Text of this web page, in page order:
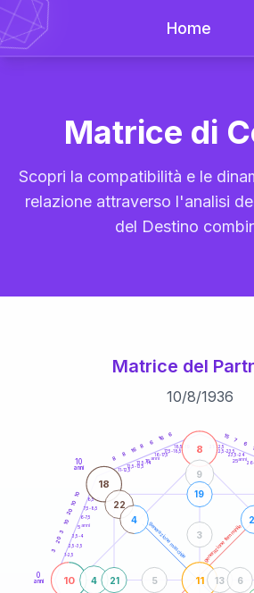
Home
Matrice di
Scopri la compatibilità e le
relazione attraverso l'analisi
del Destino
Matrice del
10/8/1936
generazione maschile generazione femminile
0
anni
10
anni
1-2,5
2,5-3,5
3,5-4
6-7,5
7,5-8,5
8,5-9
11-12,5
12,5-13,5
13,5-14
16-17,5
17,5-18,5
18,5-19
21-22,5
22,5-23,5
23,5-24
26-
3
20
3
10
20
10
10
8
8
16
8
6
16 6 15
7
6
10
8
11
18
4
9
21
19
13 6
5
3
22
4
5anni
15 anni 25anni